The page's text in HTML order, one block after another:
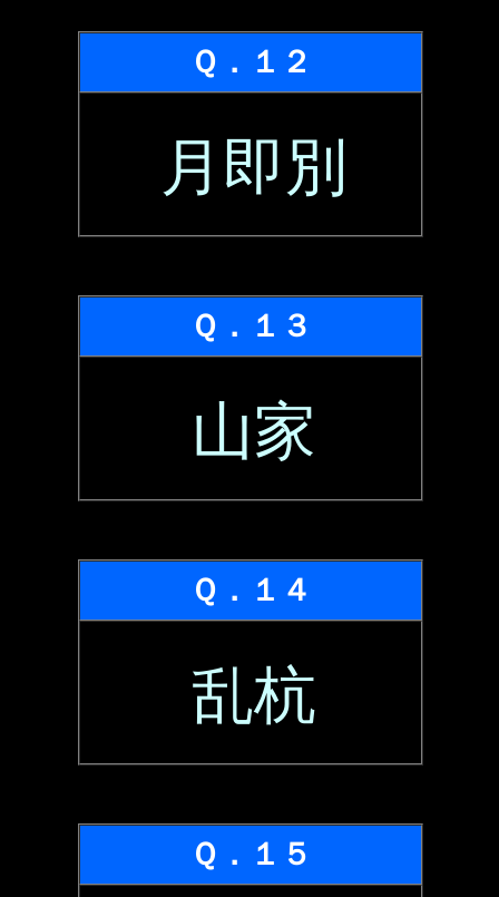
Ｑ．１２
月即別
Ｑ．１３
山家
Ｑ．１４
乱杭
Ｑ．１５